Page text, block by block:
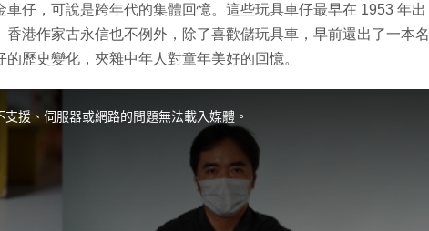
仔，可說是跨年代的集體回憶。這些玩具車仔最早在 1953 年出
港作家古永信也不例外，除了喜歡儲玩具車，早前還出了一本名
歷史變化，夾雜中年人對童年美好的回憶。
支援、伺服器或網路的問題無法載入媒體。